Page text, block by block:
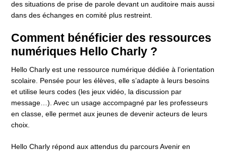
des situations de prise de parole devant un auditoire mais aussi
dans des échanges en comité plus restreint.
Comment bénéficier des ressources
numériques Hello Charly ?
Hello Charly est une ressource numérique dédiée à l’orientation
scolaire. Pensée pour les élèves, elle s’adapte à leurs besoins
et utilise leurs codes (les jeux vidéo, la discussion par
message…). Avec un usage accompagné par les professeurs
en classe, elle permet aux jeunes de devenir acteurs de leurs
choix.
Hello Charly répond aux attendus du parcours Avenir en